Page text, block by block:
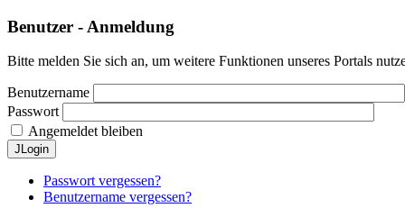
Benutzer - Anmeldung
Bitte melden Sie sich an, um weitere Funktionen unseres Portals
Benutzername
Passwort
Angemeldet bleiben
JLogin
Passwort vergessen?
Benutzername vergessen?